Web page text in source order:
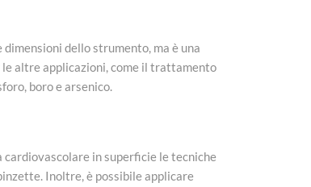
dello strumento, ma è una
le altre applicazioni, come il trattamento
boro e arsenico.
in superficie le tecniche
Inoltre, è possibile applicare